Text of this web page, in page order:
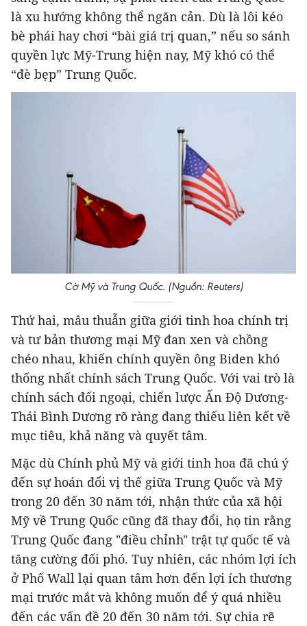
là xu hướng không thể ngăn cản. Dù là lôi kéo
bè phái hay chơi “bài giá trị quan,” nếu so sánh
quyền lực Mỹ-Trung hiện nay, Mỹ khó có thể
“đè bẹp” Trung Quốc.
Cờ Mỹ và Trung Quốc. (Nguồn: Reuters)
Thứ hai, mâu thuẫn giữa giới tinh hoa chính trị
và tư bản thương mại Mỹ đan xen và chồng
chéo nhau, khiến chính quyền ông Biden khó
thống nhất chính sách Trung Quốc. Với vai trò là
chính sách đối ngoại, chiến lược Ấn Độ Dương-
Thái Bình Dương rõ ràng đang thiếu liên kết về
mục tiêu, khả năng và quyết tâm.
Mặc dù Chính phủ Mỹ và giới tinh hoa đã chú ý
đến sự hoán đổi vị thế giữa Trung Quốc và Mỹ
trong 20 đến 30 năm tới, nhận thức của xã hội
Mỹ về Trung Quốc cũng đã thay đổi, họ tin rằng
Trung Quốc đang "điều chỉnh" trật tự quốc tế và
tăng cường đối phó. Tuy nhiên, các nhóm lợi ích
ở Phố Wall lại quan tâm hơn đến lợi ích thương
mại trước mắt và không muốn để ý quá nhiều
đến các vấn đề 20 đến 30 năm tới. Sự chia rẽ